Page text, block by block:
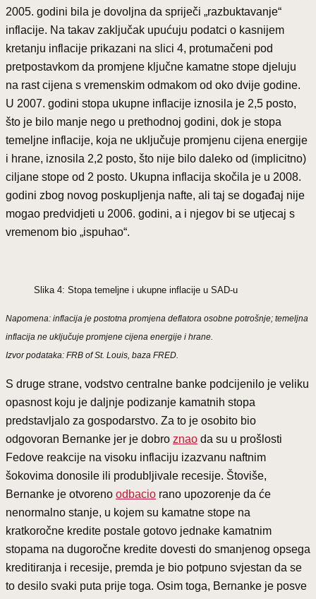
2005. godini bila je dovoljna da spriječi „razbuktavanje“
inflacije. Na takav zaključak upućuju podatci o kasnijem
kretanju inflacije prikazani na slici 4, protumačeni pod
pretpostavkom da promjene ključne kamatne stope djeluju
na rast cijena s vremenskim odmakom od oko dvije godine.
U 2007. godini stopa ukupne inflacije iznosila je 2,5 posto,
što je bilo manje nego u prethodnoj godini, dok je stopa
temeljne inflacije, koja ne uključuje promjenu cijena energije
i hrane, iznosila 2,2 posto, što nije bilo daleko od (implicitno)
ciljane stope od 2 posto. Ukupna inflacija skočila je u 2008.
godini zbog novog poskupljenja nafte, ali taj se događaj nije
mogao predvidjeti u 2006. godini, a i njegov bi se utjecaj s
vremenom bio „ispuhao“.
Slika 4: Stopa temeljne i ukupne inflacije u SAD-u
Napomena: inflacija je postotna promjena deflatora osobne potrošnje; temeljna
inflacija ne uključuje promjene cijena energije i hrane.
Izvor podataka: FRB of St. Louis, baza FRED.
S druge strane, vodstvo centralne banke podcijenilo je veliku
opasnost koju je daljnje podizanje kamatnih stopa
predstavljalo za gospodarstvo. Za to je osobito bio
odgovoran Bernanke jer je dobro znao da su u prošlosti
Fedove reakcije na visoku inflaciju izazvanu naftnim
šokovima donosile ili produbljivale recesije. Štoviše,
Bernanke je otvoreno odbacio rano upozorenje da će
nenormalno stanje, u kojem su kamatne stope na
kratkoročne kredite postale gotovo jednake kamatnim
stopama na dugoročne kredite dovesti do smanjenog opsega
kreditiranja i recesije, premda je bio potpuno svjestan da se
to desilo svaki puta prije toga. Osim toga, Bernanke je posve